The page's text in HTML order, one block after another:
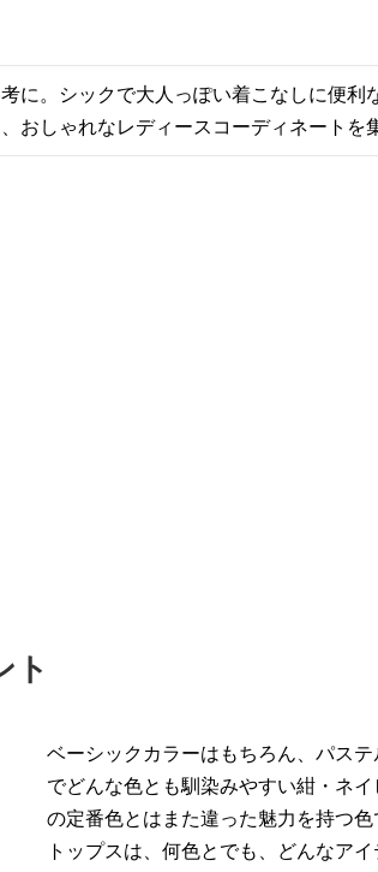
に。シックで大人っぽい着こなしに便利
おしゃれなレディースコーディネートを
ト
ベーシックカラーはもちろん、パステ
でどんな色とも馴染みやすい紺・ネ
の定番色とはまた違った魅力を持つ
トップスは、何色とでも、どんなア